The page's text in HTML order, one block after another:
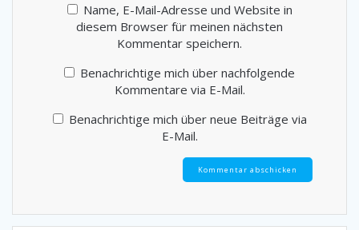
Name, E-Mail-Adresse und Website in
diesem Browser für meinen nächsten
Kommentar speichern.
Benachrichtige mich über nachfolgende
Kommentare via E-Mail.
Benachrichtige mich über neue Beiträge via
E-Mail.